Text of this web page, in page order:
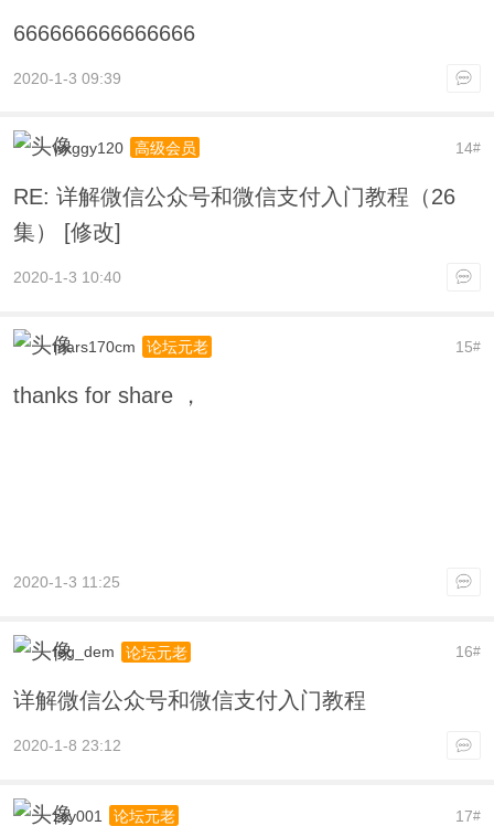
666666666666666
2020-1-3 09:39
14#
wxggy120 高级会员
RE: 详解微信公众号和微信支付入门教程（26
集） [修改]
2020-1-3 10:40
15#
mars170cm 论坛元老
thanks for share ，
2020-1-3 11:25
16#
feg_dem 论坛元老
详解微信公众号和微信支付入门教程
2020-1-8 23:12
17#
zcy001 论坛元老